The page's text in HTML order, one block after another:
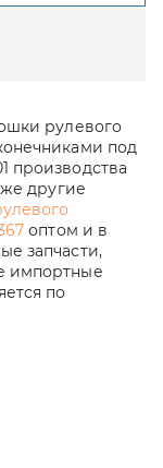
рулевого
под
производства
другие
оптом и в
запчасти,
импортные
по